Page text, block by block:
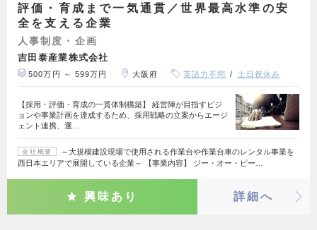
評価・育成まで一気通貫／世界最高水準の安
全を支える企業
人事制度・企画
吉田泰産業株式会社
500万円 ～ 599万円 大阪府 英語力不問 土日祝休み
【採用・評価・育成の一貫体制構築】 経営陣が目指すビジ
ョンや事業計画を達成するため、採用戦略の立案からエージ
ェント連携、選…
会社概要
～大規模建設現場で使用される作業台や作業台車のレンタル事業を
西日本エリアで展開している企業～ 【事業内容】 ジー・オー・ピー…
興味あり 詳細へ